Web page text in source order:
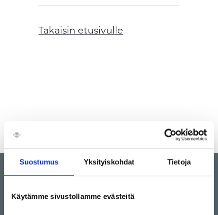
Suostumus Yksityiskohdat Tietoja
Käytämme sivustollamme evästeitä
Takaisin etusivulle